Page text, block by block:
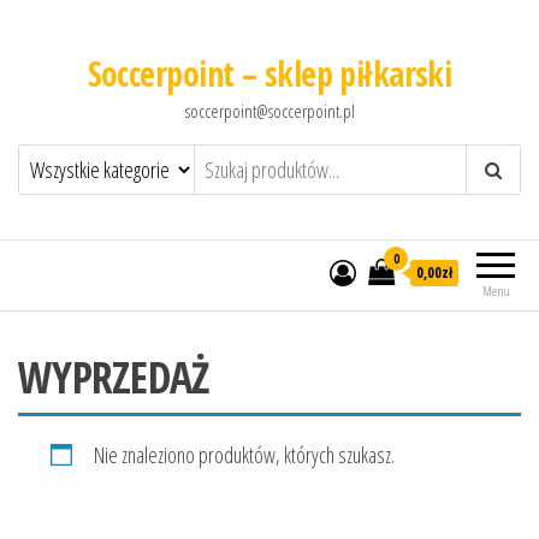
Soccerpoint – sklep piłkarski
soccerpoint@soccerpoint.pl
Menu
0
0,00zł
WYPRZEDAŻ
Nie znaleziono produktów, których szukasz.